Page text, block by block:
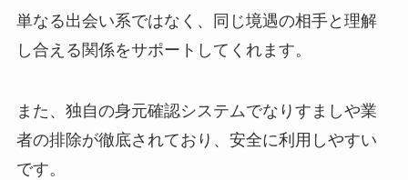
単なる出会い系ではなく、同じ境遇の相手と理解
し合える関係をサポートしてくれます。
また、独自の身元確認システムでなりすましや業
者の排除が徹底されており、安全に利用しやすい
です。